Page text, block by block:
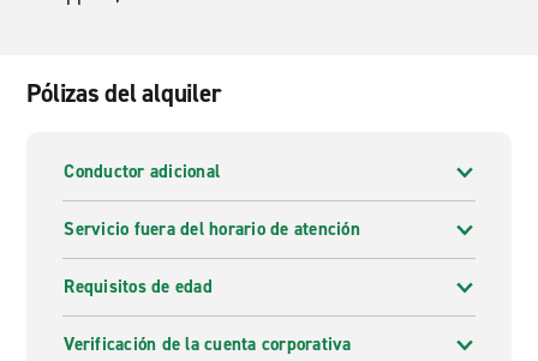
Pólizas del alquiler
Conductor adicional
Servicio fuera del horario de atención
Requisitos de edad
Verificación de la cuenta corporativa